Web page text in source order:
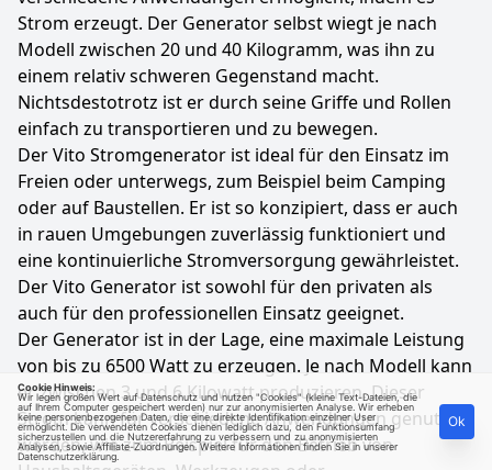
Strom erzeugt. Der Generator selbst wiegt je nach
Modell zwischen 20 und 40 Kilogramm, was ihn zu
einem relativ schweren Gegenstand macht.
Nichtsdestotrotz ist er durch seine Griffe und Rollen
einfach zu transportieren und zu bewegen.
Der Vito Stromgenerator ist ideal für den Einsatz im
Freien oder unterwegs, zum Beispiel beim Camping
oder auf Baustellen. Er ist so konzipiert, dass er auch
in rauen Umgebungen zuverlässig funktioniert und
eine kontinuierliche Stromversorgung gewährleistet.
Der Vito Generator ist sowohl für den privaten als
auch für den professionellen Einsatz geeignet.
Der Generator ist in der Lage, eine maximale Leistung
von bis zu 6500 Watt zu erzeugen. Je nach Modell kann
er zwischen 3 und 6 Kilowatt produzieren. Dieser
Strom kann für verschiedene Anwendungen genutzt
werden, wie zum Beispiel für den Betrieb von
Cookie Hinweis:
Wir legen großen Wert auf Datenschutz und nutzen "Cookies" (kleine Text-Dateien, die
auf Ihrem Computer gespeichert werden) nur zur anonymisierten Analyse. Wir erheben
keine personenbezogenen Daten, die eine direkte Identifikation einzelner User
ermöglicht. Die verwendeten Cookies dienen lediglich dazu, den Funktionsumfang
sicherzustellen und die Nutzererfahrung zu verbessern und zu anonymisierten
Analysen, sowie Affiliate-Zuordnungen. Weitere Informationen finden Sie in unserer
Datenschutzerklärung
Ok